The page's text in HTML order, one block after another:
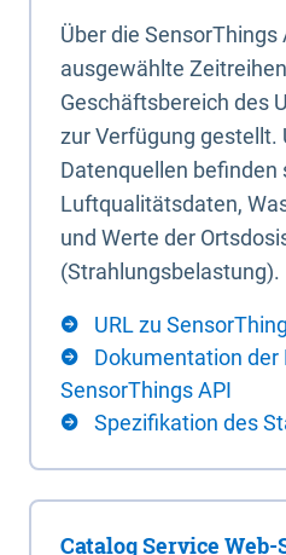
Über die SensorThings
ausgewählte
Geschäftsbereich des
zur Verfügung gestellt.
Datenquellen befinden
Luftqualitätsdaten,
und Werte der
(Strahlungsbelastung).
URL zu
Dokumentation der
SensorThings API
Spezifikation des
Catalog Service